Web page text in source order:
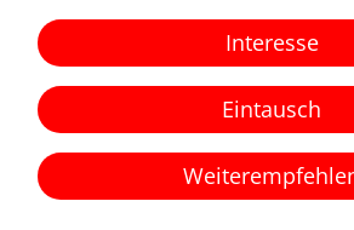
Interesse
Eintausch